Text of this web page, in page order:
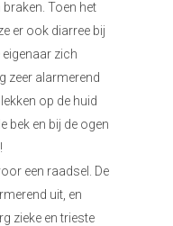
Toen het
er ook diarree bij
zich
zeer alarmerend
op de huid
bek en bij de ogen
een raadsel. De
uit, en
zieke en trieste